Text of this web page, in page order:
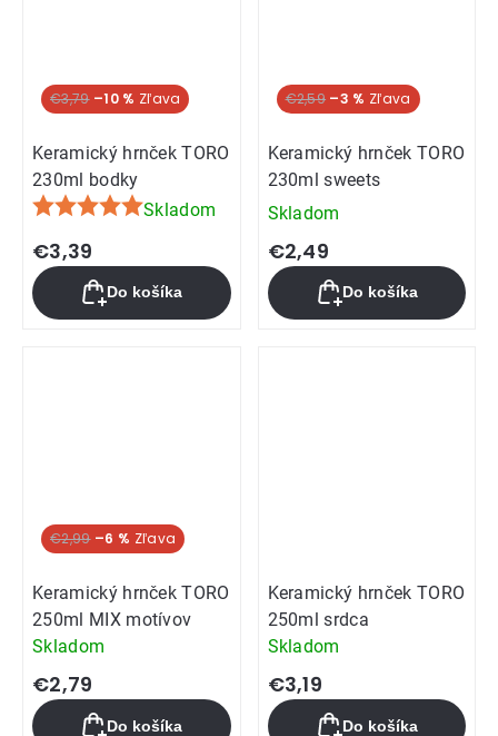
€3,79 –10 %
Keramický hrnček TORO
230ml bodky
Priemerné
hodnotenie
produktu
je
5,0
Skladom
€3,39
Do košíka
€2,59 –3 %
Keramický hrnček TORO
230ml sweets
Skladom
€2,49
Do košíka
€2,99 –6 %
Keramický hrnček TORO
250ml MIX motívov
Skladom
€2,79
Do košíka
Keramický hrnček TORO
250ml srdca
Skladom
€3,19
Do košíka